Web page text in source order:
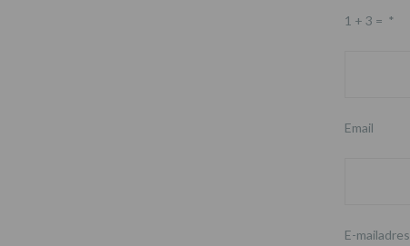
1 + 3 = *
Email
E-mailadres